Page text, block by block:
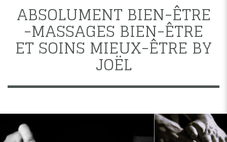
ABSOLUMENT BIEN-ÊTRE
-MASSAGES BIEN-ÊTRE
ET SOINS MIEUX-ÊTRE BY
JOËL